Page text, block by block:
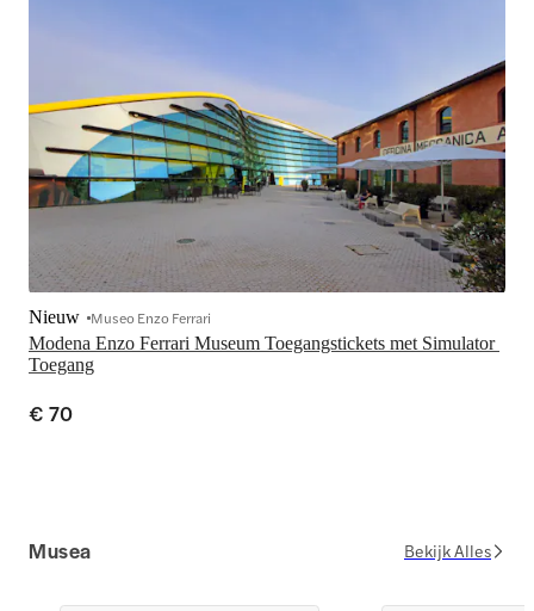
Modena Enzo Ferrari Museum Toegangstickets met Simulator
Toegang
Nieuw Museo Enzo Ferrari
€ 70
Musea Bekijk Alles